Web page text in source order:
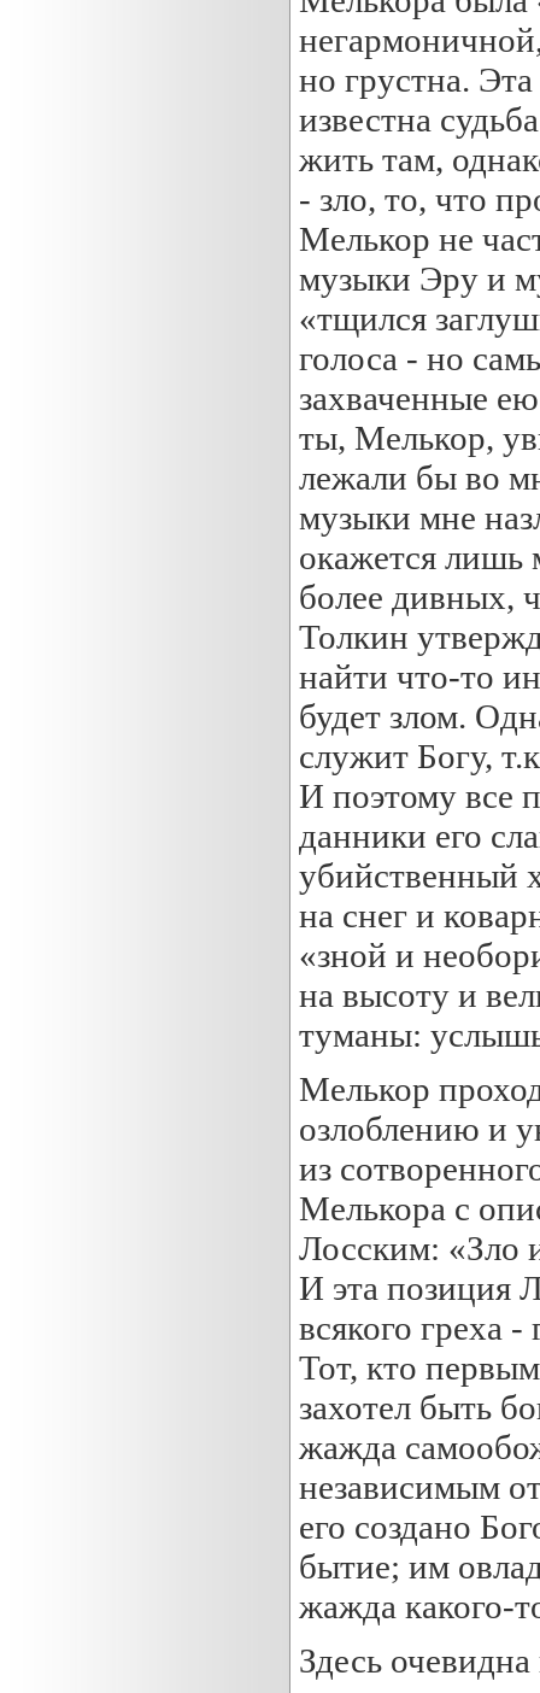
но грустна.
известна
жить там,
- зло, то, что
Мелькор не
музыки Эру и
«тщился
голоса - но
захваченные
ты, Мелькор,
лежали бы во
музыки мне
окажется лишь
более дивных,
Толкин
найти что-то
будет злом.
служит Богу,
И поэтому все
данники его
убийственный
на снег и
«зной и
на высоту и
туманы:
Мелькор
озлоблению и
из
Мелькора с
Лосским: «Зло
И эта позиция
всякого греха
Тот, кто
захотел быть
жажда
независимым
его создано
бытие; им
жажда какого-
Здесь